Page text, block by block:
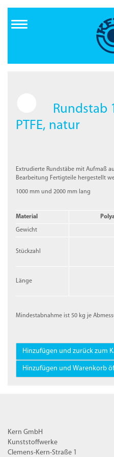
Inhalt
Rundstab
PTFE, natur
Extrudierte Rundstäbe mit Aufmaß
Bearbeitung Fertigteile hergestellt
1000 mm und 2000 mm lang
Material
Gewicht
Stückzahl
Länge
Mindestabnahme ist 50 kg je
Kern GmbH
Kunststoffwerke
Clemens-Kern-Straße 1